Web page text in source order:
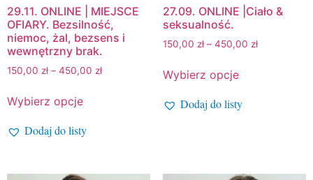
29.11. ONLINE | MIEJSCE
OFIARY. Bezsilność,
niemoc, żal, bezsens i
wewnętrzny brak.
150,00 zł – 450,00 zł
Wybierz opcje
Dodaj do listy
27.09. ONLINE |Ciało &
seksualność.
150,00 zł – 450,00 zł
Wybierz opcje
Dodaj do listy